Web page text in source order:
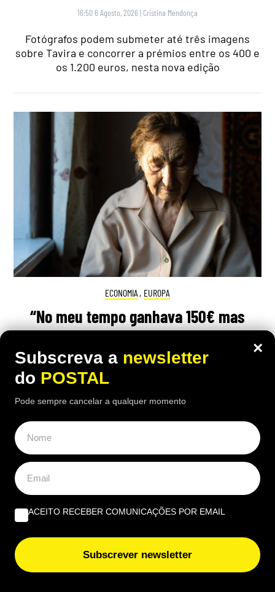
16:50 6 Agosto, 2026 | Cristina Mendonça
Fotógrafos podem submeter até três imagens
sobre Tavira e concorrer a prémios entre os 400 e
os 1.200 euros, nesta nova edição
ECONOMIA , EUROPA
“No meu tempo ganhava 150€ mas
antigo salário com pensão atual de
16:10 5 Agosto, 2026 |Luís Santos
Reformada espanhola revela como consegue gerir
mensalmente uma pensão de 1.100 euros perante
preços cada vez mais elevados
×
Subscreva a newsletter
do POSTAL
Pode sempre cancelar a qualquer momento
ACEITO RECEBER COMUNICAÇÕES POR EMAIL
Subscrever newsletter